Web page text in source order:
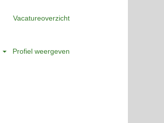
Vacatureoverzicht
Profiel weergeven